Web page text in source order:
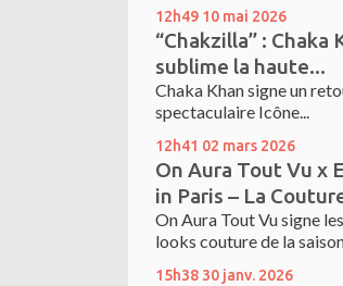
12h49 10 mai 2026
“Chakzilla” : Chaka
sublime la haute...
Chaka Khan signe un
spectaculaire Icône...
12h41 02 mars 2026
On Aura Tout Vu x
in Paris – La
On Aura Tout Vu signe les
looks couture de la
15h38 30 janv. 2026